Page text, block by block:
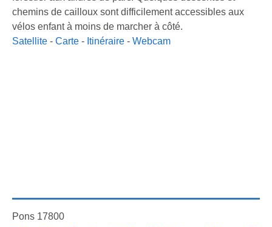
chemins de cailloux sont difficilement accessibles aux
vélos enfant à moins de marcher à côté.
Satellite - Carte - Itinéraire - Webcam
Pons 17800